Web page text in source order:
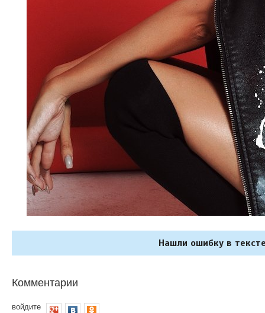
Нашли ошибку в
Комментарии
войдите